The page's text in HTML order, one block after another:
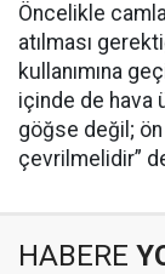
Öncelikle
atılması
kullanımına
içinde de hava
göğse değil;
çevrilmelidir”
HABERE